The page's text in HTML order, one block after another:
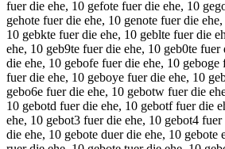
fuer die ehe, 10 gefote fuer die ehe, 10
gehote fuer die ehe, 10 genote fuer die
10 gebkte fuer die ehe, 10 geblte fuer die
ehe, 10 geb9te fuer die ehe, 10 geb0te
die ehe, 10 gebofe fuer die ehe, 10 geboge
fuer die ehe, 10 geboye fuer die ehe, 10
gebo6e fuer die ehe, 10 gebotw fuer die
10 gebotd fuer die ehe, 10 gebotf fuer die
ehe, 10 gebot3 fuer die ehe, 10 gebot4
die ehe, 10 gebote duer die ehe, 10 gebote